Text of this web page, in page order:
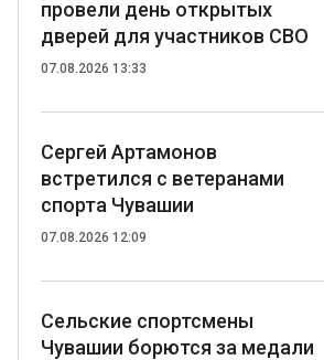
провели день открытых
дверей для участников СВО
07.08.2026 13:33
Сергей Артамонов
встретился с ветеранами
спорта Чувашии
07.08.2026 12:09
Сельские спортсмены
Чувашии борются за медали